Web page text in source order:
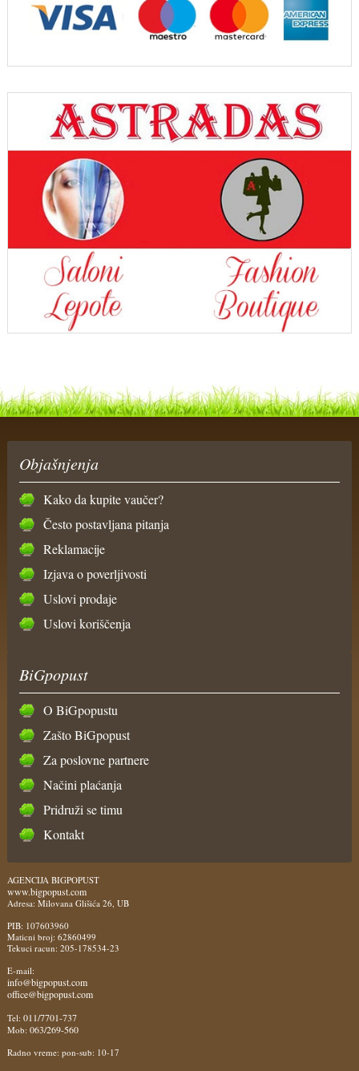
Objašnjenja
Kako da kupite vaučer?
Često postavljana pitanja
Reklamacije
Izjava o poverljivosti
Uslovi prodaje
Uslovi koriščenja
BiGpopust
O BiGpopustu
Zašto BiGpopust
Za poslovne partnere
Načini plaćanja
Pridruži se timu
Kontakt
AGENCIJA BIGPOPUST
www.bigpopust.com
Adresa: Milovana Glišića 26, UB
PIB: 107603960
Maticni broj: 62860499
Tekuci racun: 205-178534-23
E-mail:
info@bigpopust.com
office@bigpopust.com
Tel: 011/7701-737
Mob: 063/269-560
Radno vreme: pon-sub: 10-17